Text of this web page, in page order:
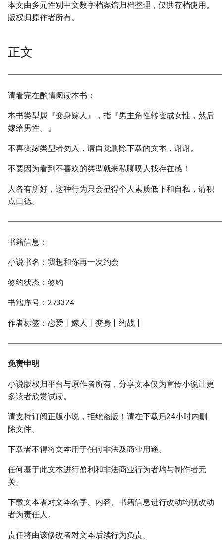
本文由多元性别中文数字档案馆归档整理，仅供存档使用。
版权归原作者所有。
正文
请看完在酌情阅读本书：
本书类型属『变身嫁人』，指『男主角性转变成女性，然后
嫁给男性。』
不喜变嫁类型者勿入，请自觉删除下载的文本，谢谢。
不要因为看到不喜欢的类型就来私聊喷人找存在感！
人各有所好，这种行为只会显得个人素质低下和自私，请积
点口德。
书籍信息：
小说书名：我想和你再一次约会
签约状态：签约
书籍序号：273324
作者标签：恋爱丨嫁人丨变身丨约战丨
免责申明
小说版权归平台与原作者所有，分享文本仅为宣传小说让更
多读者欣赏试读。
请支持订阅正版小说，拒绝盗版！请在下载后24小时内删
除文件。
下载者不得将文本用于任何非法及商业用途。
任何基于此文本进行盈利和非法商业行为者均与制作者无
关。
下载文本者对文本名字、内容、书籍信息进行改动均视改动
者为责任人。
责任将由该修改者对文本后续行为负责。